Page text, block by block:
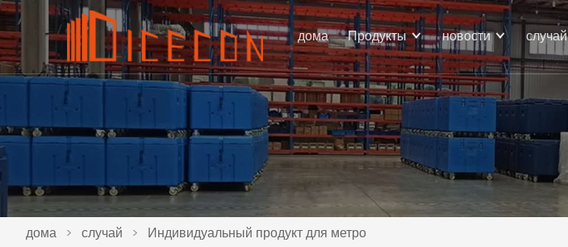
дома Продукты новости случай
дома > случай > Индивидуальный продукт для метро